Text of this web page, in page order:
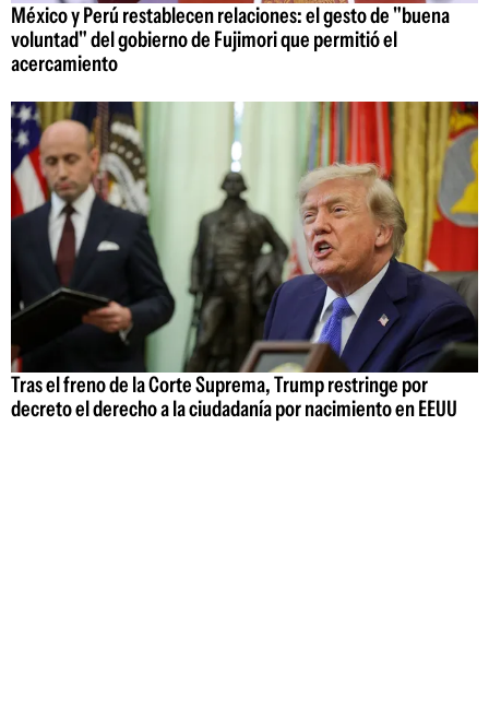
México y Perú restablecen relaciones: el gesto de "buena
voluntad" del gobierno de Fujimori que permitió el
acercamiento
Tras el freno de la Corte Suprema, Trump restringe por
decreto el derecho a la ciudadanía por nacimiento en EEUU